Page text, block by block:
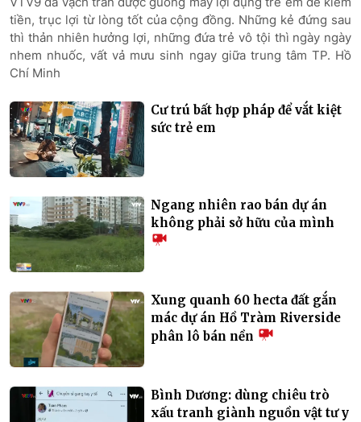
tiền, trục lợi từ lòng tốt của cộng đồng. Những kẻ đứng sau
thì thản nhiên hưởng lợi, những đứa trẻ vô tội thì ngày ngày
nhem nhuốc, vất vả mưu sinh ngay giữa trung tâm TP. Hồ
Chí Minh
Cư trú bất hợp pháp để vắt kiệt
sức trẻ em
Ngang nhiên rao bán dự án
không phải sở hữu của mình
Xung quanh 60 hecta đất gắn
mác dự án Hồ Tràm Riverside
phân lô bán nền
Bình Dương: dùng chiêu trò
xấu tranh giành nguồn vật tư y